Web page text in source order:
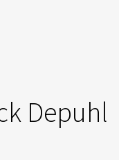
Depuhl